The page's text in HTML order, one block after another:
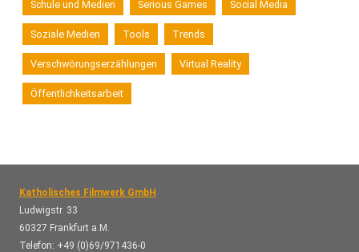
Schule und Medien Serious Games Social Media
Soziale Medien Tools Trends
Verschwörungserzählungen Virtual Reality
Öffentlichkeitsarbeit
Katholisches Filmwerk GmbH
Ludwigstr. 33
60327 Frankfurt a.M.
Telefon: +49 (0)69/971436-0